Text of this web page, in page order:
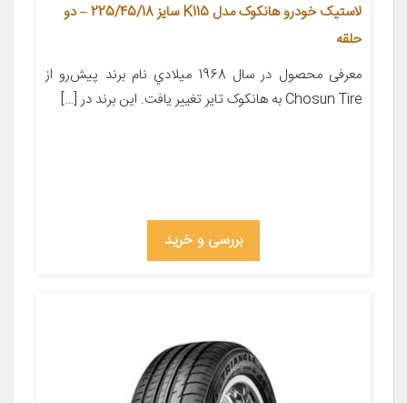
لاستیک خودرو هانکوک مدل K115 سایز 225/45/18 – دو
حلقه
معرفی محصول در سال 1968 ميلادي نام برند پيش‌رو از
Chosun Tire به هانکوک تاير تغيير يافت. اين برند در […]
بررسی و خرید